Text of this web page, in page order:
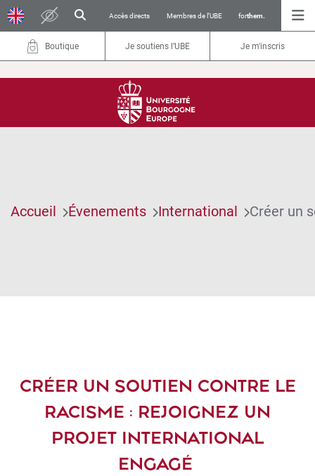
Accès directs Membres de l’UBE forthem.
Boutique Je soutiens l’UBE Je m'inscris
Accueil Évenements International Créer un
CRÉER UN SOUTIEN CONTRE LE
RACISME : REJOIGNEZ UN
PROJET INTERNATIONAL
ENGAGÉ